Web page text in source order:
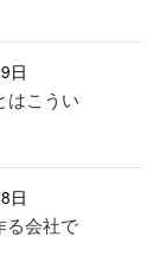
日
はこうい
日
る会社で